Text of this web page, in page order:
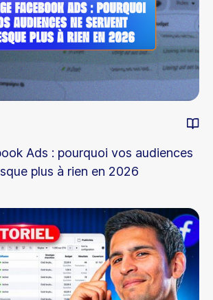
Ads : pourquoi vos audiences
plus à rien en 2026